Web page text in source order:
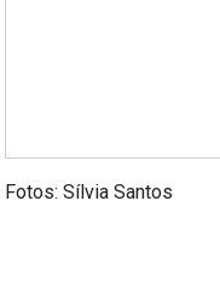
Fotos: Sílvia Santos